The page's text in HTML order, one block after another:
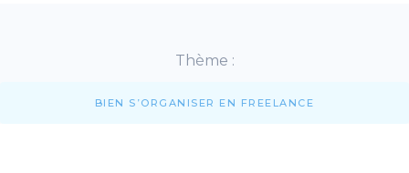
Thème :
BIEN S’ORGANISER EN FREELANCE